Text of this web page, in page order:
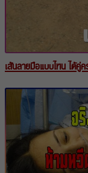
เส้นลายมือแบบไหน ได้คู่